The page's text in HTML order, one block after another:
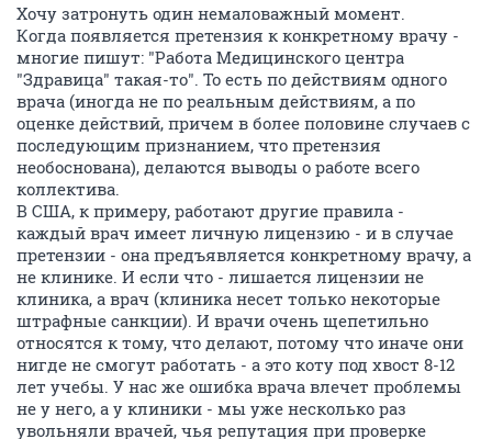
Хочу затронуть один немаловажный момент.
Когда появляется претензия к конкретному врачу -
многие пишут: "Работа Медицинского центра
"Здравица" такая-то". То есть по действиям одного
врача (иногда не по реальным действиям, а по
оценке действий, причем в более половине случаев с
последующим признанием, что претензия
необоснована), делаются выводы о работе всего
коллектива.
В США, к примеру, работают другие правила -
каждый врач имеет личную лицензию - и в случае
претензии - она предъявляется конкретному врачу, а
не клинике. И если что - лишается лицензии не
клиника, а врач (клиника несет только некоторые
штрафные санкции). И врачи очень щепетильно
относятся к тому, что делают, потому что иначе они
нигде не смогут работать - а это коту под хвост 8-12
лет учебы. У нас же ошибка врача влечет проблемы
не у него, а у клиники - мы уже несколько раз
увольняли врачей, чья репутация при проверке